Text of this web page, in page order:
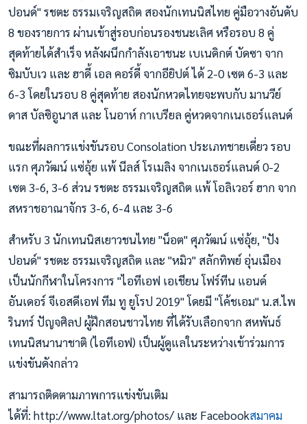
ปอนด์" รชตะ ธรรมเจริญสถิต สองนักเทนนิสไทย คู่มือวางอันดับ
8 ของรายการ ผ่านเข้าสู่รอบก่อนรองชนะเลิศ หรือรอบ 8 คู่
สุดท้ายได้สำเร็จ หลังผนึกกำลังเอาชนะ เบเนดิกต์ บัดซา จาก
ซิมบับเว และ ฮาดี้ เอล คอร์ดี้ จากอียิปต์ ได้ 2-0 เซต 6-3 และ
6-3 โดยในรอบ 8 คู่สุดท้าย สองนักหวดไทยจะพบกับ มานวีย์
ดาส บัลซิอูนาส และ โนอาห์ กาเบรียล คู่หวดจากเนเธอร์แลนด์
ขณะที่ผลการแข่งขันรอบ Consolation ประเภทชายเดี่ยว รอบ
แรก ศุภวัฒน์ แซ่อุ้ย แพ้ นีลส์ โรเมลิง จากเนเธอร์แลนด์ 0-2
เซต 3-6, 3-6 ส่วน รชตะ ธรรมเจริญสถิต แพ้ โอลิเวอร์ ฮาก จาก
สหราชอาณาจักร 3-6, 6-4 และ 3-6
สำหรับ 3 นักเทนนิสเยาวชนไทย "น็อต" ศุภวัฒน์ แซ่อุ้ย, "ปัง
ปอนด์" รชตะ ธรรมเจริญสถิต และ "หมิว" สลักทิพย์ อุ่นเมือง
เป็นนักกีฬาในโครงการ "ไอทีเอฟ เอเชียน โฟร์ทีน แอนด์
อันเดอร์ จีเอสดีเอฟ ทีม ทู ยูโรป 2019" โดยมี "โค้ชเอม" น.ส.ไพ
รินทร์ ปัญจศิลป ผู้ฝึกสอนชาวไทย ที่ได้รับเลือกจาก สหพันธ์
เทนนิสนานาชาติ (ไอทีเอฟ) เป็นผู้ดูแลในระหว่างเข้าร่วมการ
แข่งขันดังกล่าว
สามารถติดตามภาพการแข่งขันเติม
ได้ที่: http://www.ltat.org/photos/ และ Facebookสมาคม